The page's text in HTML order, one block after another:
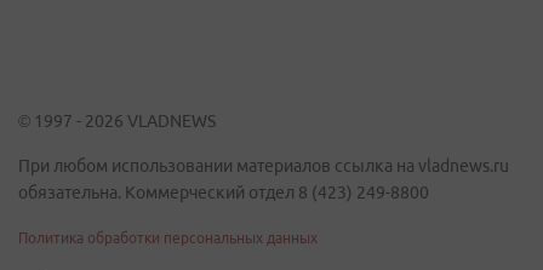
© 1997 - 2026 VLADNEWS
При любом использовании материалов ссылка на vladnews.ru
обязательна. Коммерческий отдел 8 (423) 249-8800
Политика обработки персональных данных